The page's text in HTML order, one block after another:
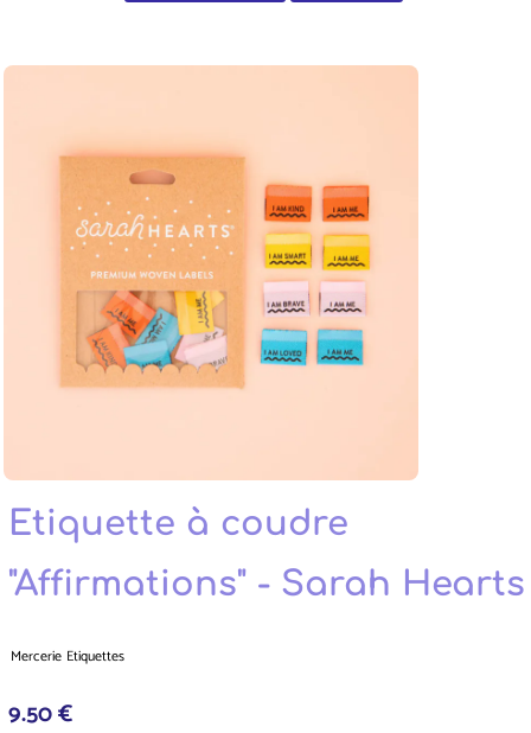
Etiquette à coudre
"Affirmations" - Sarah Hearts
Mercerie Etiquettes
9.50 €